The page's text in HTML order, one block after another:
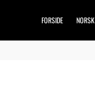
FORSIDE NORSK